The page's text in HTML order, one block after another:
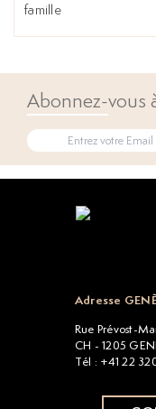
famille
Abonnez-vous
Adresse
Rue Prévost-
CH - 1205
Tél : +41 22